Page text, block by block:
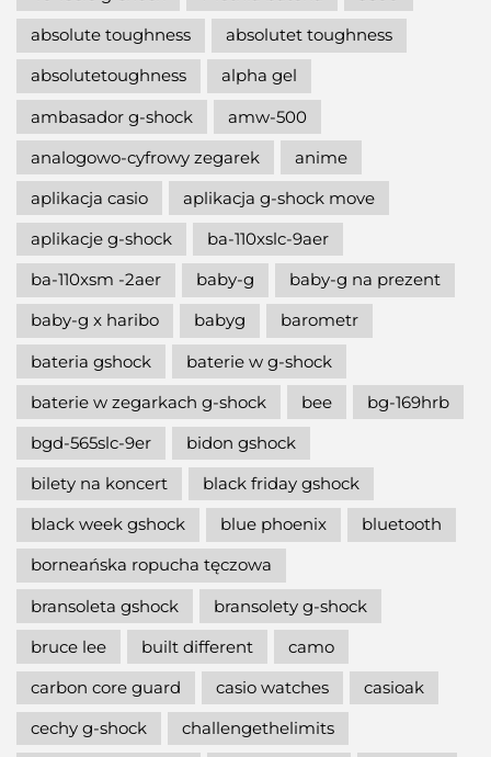
absolute toughness
absolutet toughness
absolutetoughness
alpha gel
ambasador g-shock
amw-500
analogowo-cyfrowy zegarek
anime
aplikacja casio
aplikacja g-shock move
aplikacje g-shock
ba-110xslc-9aer
ba-110xsm -2aer
baby-g
baby-g na prezent
baby-g x haribo
babyg
barometr
bateria gshock
baterie w g-shock
baterie w zegarkach g-shock
bee
bg-169hrb
bgd-565slc-9er
bidon gshock
bilety na koncert
black friday gshock
black week gshock
blue phoenix
bluetooth
borneańska ropucha tęczowa
bransoleta gshock
bransolety g-shock
bruce lee
built different
camo
carbon core guard
casio watches
casioak
cechy g-shock
challengethelimits